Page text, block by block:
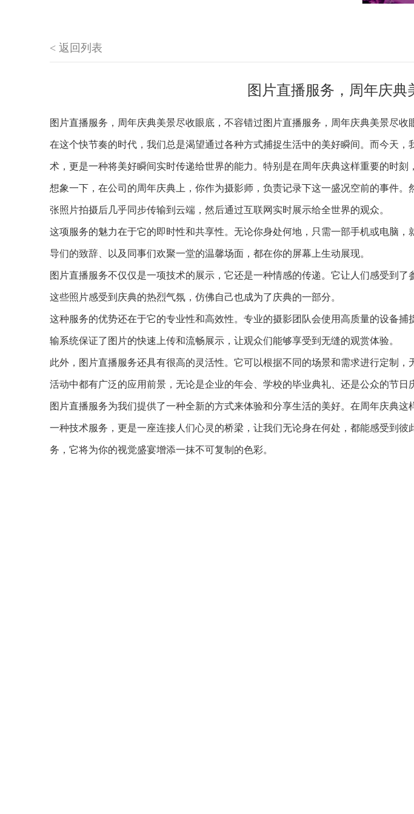
< 返回列表
图片直播服务，周年庆
图片直播服务，周年庆典美景尽收眼底，不容错过图片直播服务，周年庆典美景尽
在这个快节奏的时代，我们总是渴望通过各种方式捕捉生活中的美好瞬间。而今天
术，更是一种将美好瞬间实时传递给世界的能力。特别是在周年庆典这样重要的时刻
想象一下，在公司的周年庆典上，你作为摄影师，负责记录下这一盛况空前的事件
张照片拍摄后几乎同步传输到云端，然后通过互联网实时展示给全世界的观众。
这项服务的魅力在于它的即时性和共享性。无论你身处何地，只需一部手机或电脑
导们的致辞、以及同事们欢聚一堂的温馨场面，都在你的屏幕上生动展现。
图片直播服务不仅仅是一项技术的展示，它还是一种情感的传递。它让人们感受到
这些照片感受到庆典的热烈气氛，仿佛自己也成为了庆典的一部分。
这种服务的优势还在于它的专业性和高效性。专业的摄影团队会使用高质量的设备
输系统保证了图片的快速上传和流畅展示，让观众们能够享受到无缝的观赏体验。
此外，图片直播服务还具有很高的灵活性。它可以根据不同的场景和需求进行定制
活动中都有广泛的应用前景，无论是企业的年会、学校的毕业典礼、还是公众的节日
图片直播服务为我们提供了一种全新的方式来体验和分享生活的美好。在周年庆典
一种技术服务，更是一座连接人们心灵的桥梁，让我们无论身在何处，都能感受到
务，它将为你的视觉盛宴增添一抹不可复制的色彩。